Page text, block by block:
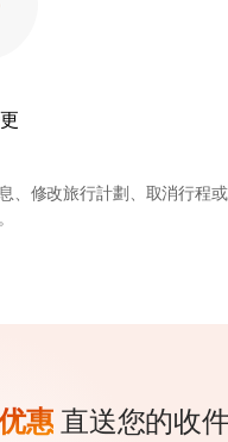
、修改旅行計劃、取消行程
惠直送您的收